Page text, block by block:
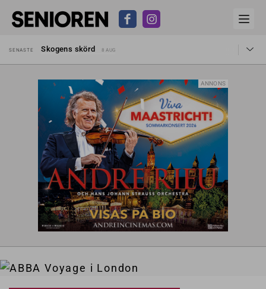
SENASTE
Skogens skörd
8 AUG
Kravet: Nu måste 65-årsgränsen bort
30 JUL
Dom öppnar för rätt till garantipension
30 JUL
Snart kan telefonförsäljning förbjudas i Sverige
Hyror rusar ifrån äldres bostadstillägg
28 JUL
Skogens skörd 8 AUG
ANNONS